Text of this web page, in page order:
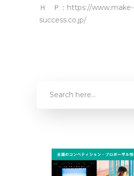
Ｈ Ｐ：https://www.make-
success.co.jp/